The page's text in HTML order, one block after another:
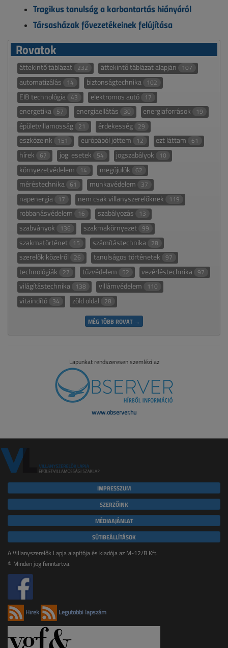
Tragikus tanulság a karbantartás hiányáról
Társasházak fővezetékeinek felújítása
Rovatok
áttekintő táblázat 232 áttekintő táblázat alapján 107
automatizálás 14 biztonságtechnika 102
EIB technológia 43 elektromos autó 17
energetika 57 energiaellátás 30 energiaforrások 19
épületvillamosság 21 érdekesség 29
eszközeink 151 európából jöttem 12 ezt láttam 61
hírek 67 jogi esetek 54 jogszabályok 10
környezetvédelem 14 megújulók 62
méréstechnika 61 munkavédelem 37
napenergia 17 nem csak villanyszerelőknek 119
robbanásvédelem 16 szabályozás 13
szabványok 136 szakmakörnyezet 99
szakmatörténet 15 számítástechnika 28
szerelők közelről 26 tanulságos történetek 97
technológiák 27 tűzvédelem 52 vezérléstechnika 97
világítástechnika 138 villámvédelem 110
vitaindító 34 zöld oldal 28
MÉG TÖBB ROVAT →
Lapunkat rendszeresen szemlézi az
www.observer.hu
IMPRESSZUM
SZERZŐINK
MÉDIAAJÁNLAT
SÜTIBEÁLLÍTÁSOK
A Villanyszerelők Lapja alapítója és kiadója az M-12/B Kft.
© Minden jog fenntartva.
Hírek Legutóbbi lapszám